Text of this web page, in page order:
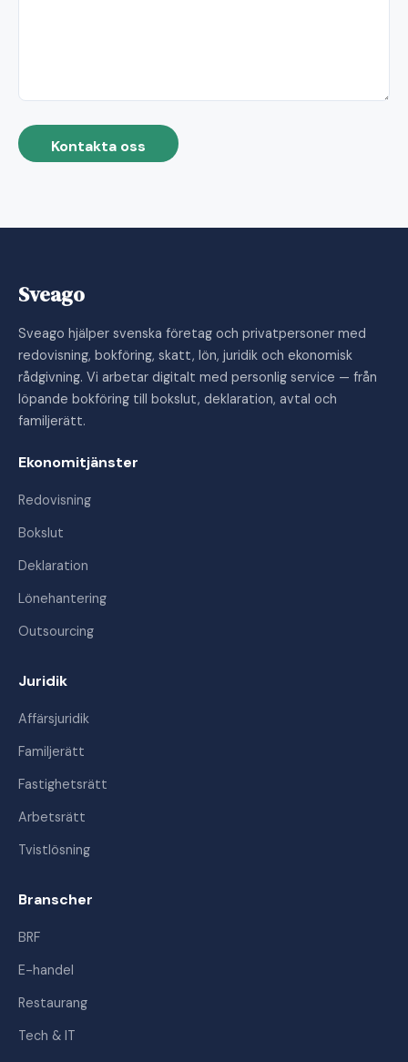
Kontakta oss
Sveago
Sveago hjälper svenska företag och privatpersoner med
redovisning, bokföring, skatt, lön, juridik och ekonomisk
rådgivning. Vi arbetar digitalt med personlig service — från
löpande bokföring till bokslut, deklaration, avtal och
familjerätt.
Ekonomitjänster
Redovisning
Bokslut
Deklaration
Lönehantering
Outsourcing
Juridik
Affärsjuridik
Familjerätt
Fastighetsrätt
Arbetsrätt
Tvistlösning
Branscher
BRF
E-handel
Restaurang
Tech & IT